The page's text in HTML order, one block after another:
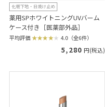
化粧下地・日焼け止め
薬用SPホワイトニングUVバーム
ケース付き［医薬部外品］
平均評価 4.0（全6件）
5,280 円(税込)